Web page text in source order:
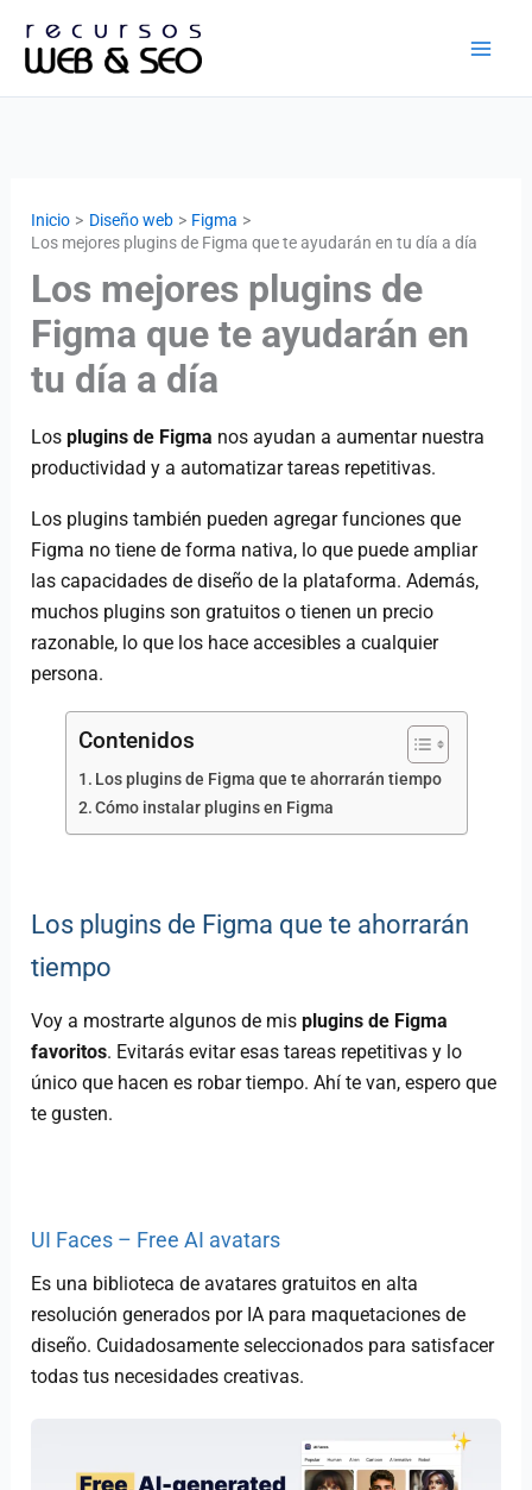
Inicio Diseño web
Figma
Los mejores plugins de Figma que te ayudarán en tu día a día
Los mejores plugins de
Figma que te ayudarán en
tu día a día
Losplugins de Figma nos ayudan a aumentar nuestra
productividad y a automatizar tareas repetitivas.
Los plugins también pueden agregar funciones que
Figma no tiene de forma nativa, lo que puede ampliar
las capacidades de diseño de la plataforma. Además,
muchos plugins son gratuitos o tienen un precio
razonable, lo que los hace accesibles a cualquier
persona.
Contenidos
Los plugins de Figma que te ahorrarán tiempo
Cómo instalar plugins en Figma
Los plugins de Figma que te ahorrarán
tiempo
Voy a mostrarte algunos de misplugins de Figma
favoritos. Evitarás evitar esas tareas repetitivas y lo
único que hacen es robar tiempo. Ahí te van, espero que
te gusten.
UI Faces – Free AI avatars
Es una biblioteca de avatares gratuitos en alta
resolución generados por IA para maquetaciones de
diseño. Cuidadosamente seleccionados para satisfacer
todas tus necesidades creativas.